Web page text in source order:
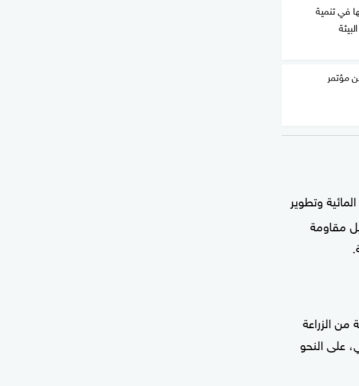
في تنمية
مؤتمر
وتطوير
مقاومة
الزراعة
على النحو